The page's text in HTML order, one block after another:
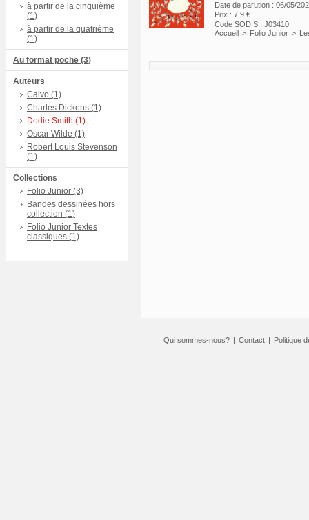
à partir de la cinquième
(1)
à partir de la quatrième
(1)
Au format poche (3)
Auteurs
Calvo (1)
Charles Dickens (1)
Dodie Smith (1)
Oscar Wilde (1)
Robert Louis Stevenson
(1)
Collections
Folio Junior (3)
Bandes dessinées hors
collection (1)
Folio Junior Textes
classiques (1)
Date de parution : 06/05/
Prix : 7.9 €
Code SODIS : J03410
Accueil > Folio Junior >
Qui sommes-nous? | Contact | Politique